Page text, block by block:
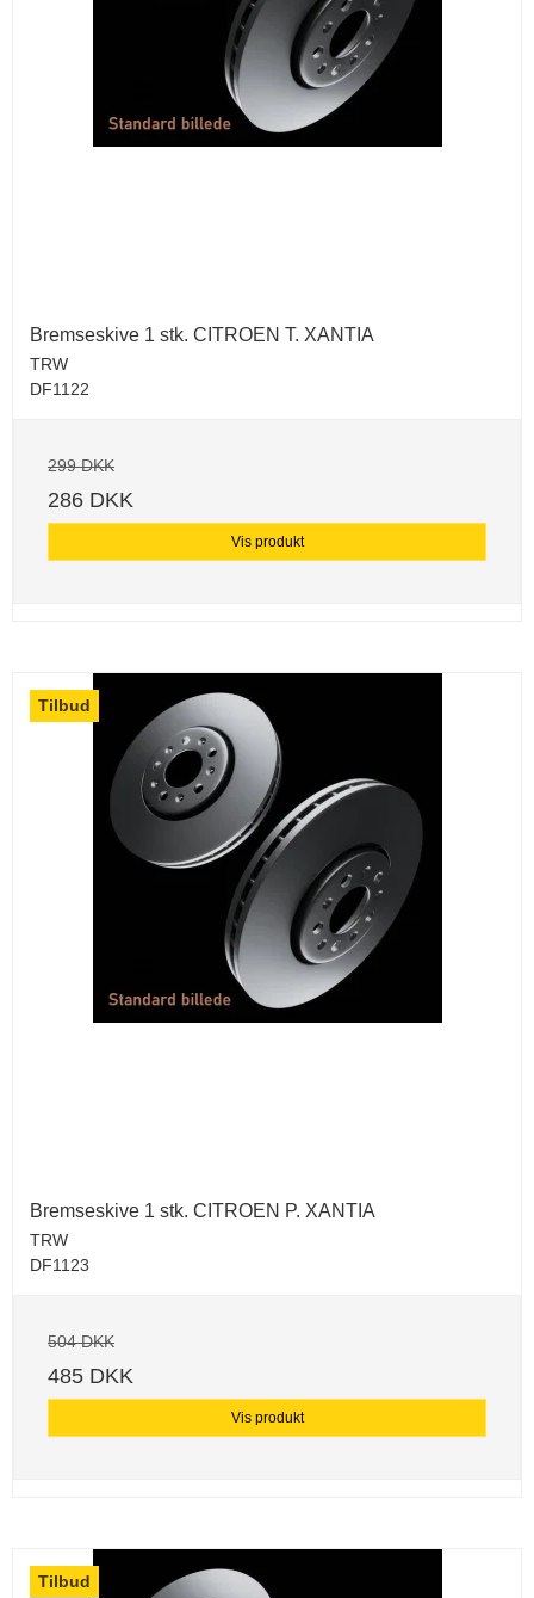
Bremseskive 1 stk. CITROEN T. XANTIA
TRW
DF1122
299 DKK
286 DKK
Vis produkt
Tilbud
Bremseskive 1 stk. CITROEN P. XANTIA
TRW
DF1123
504 DKK
485 DKK
Vis produkt
Tilbud